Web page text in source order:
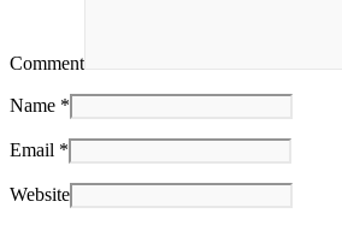
Comment
Name *
Email *
Website